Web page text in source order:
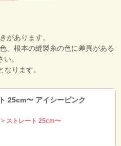
があります。
、根本の縫製糸の色に差異がある
。
ります。
25cm〜 アイシーピンク
> ストレート 25cm〜